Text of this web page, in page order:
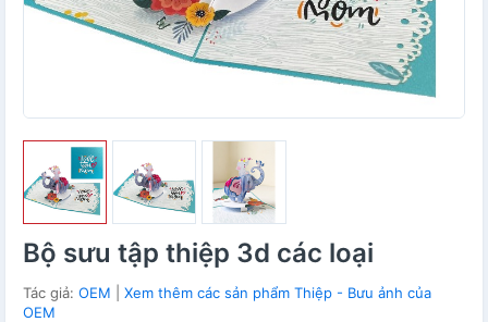
Bộ sưu tập thiệp 3d các loại
Tác giả: OEM
Xem thêm các sản phẩm Thiệp - Bưu ảnh của
OEM